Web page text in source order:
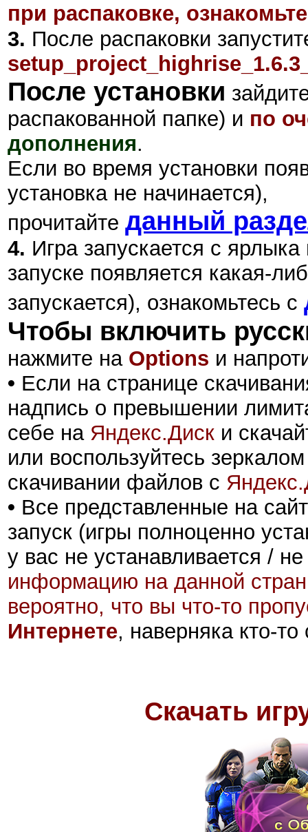
при распаковке,
3. После распаковки
После установки
распакованной папке) и по
дополнения.
Если во время установки
установка не начинается),
прочитайте данный
4. Игра запускается с
запуске появляется какая-
запускается), ознакомьтесь с
Чтобы включить
нажмите на Options и
• Если на странице
надпись о превышении
себе на Яндекс.Диск и
или воспользуйтесь
скачивании файлов с
• Все представленные на
запуск (игры полноценно
у вас не устанавливается /
информацию на данной
вероятно, что вы что-то
Интернете, наверняка кто-
Скачать